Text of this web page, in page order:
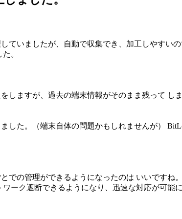
ていましたが、自動で収集でき、加工しやすい
。
しますが、過去の端末情報がそのまま残って
した。（端末自体の問題かもしれませんが）
での管理ができるようになったのは いいです
ーク遮断できるようになり、迅速な対応が可能に